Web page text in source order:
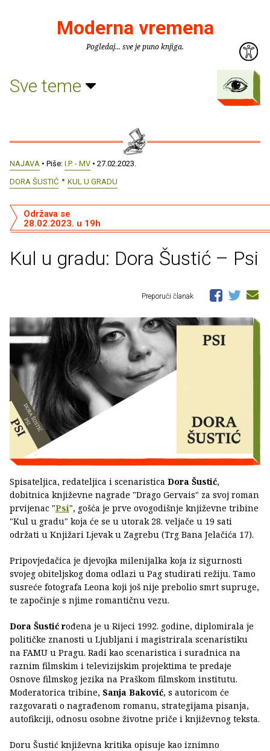
Moderna vremena
Pogledaj... sve je puno knjiga.
Sve teme
NAJAVA • Piše: I.P. - MV • 27.02.2023.
DORA ŠUSTIĆ
KUL U GRADU
Kul u gradu: Dora Šustić – Psi
Održava se
28.02.2023. u 19h
Preporuči članak
Spisateljica, redateljica i scenaristica Dora Šustić,
dobitnica književne nagrade "Drago Gervais" za svoj roman
prvijenac "Psi", gošća je prve ovogodišnje književne tribine
"Kul u gradu" koja će se u utorak 28. veljače u 19 sati
održati u Knjižari Ljevak u Zagrebu (Trg Bana Jelačića 17).
Pripovjedačica je djevojka milenijalka koja iz sigurnosti
svojeg obiteljskog doma odlazi u Pag studirati režiju. Tamo
susreće fotografa Leona koji još nije prebolio smrt supruge,
te započinje s njime romantičnu vezu.
Dora Šustić rođena je u Rijeci 1992. godine, diplomirala je
političke znanosti u Ljubljani i magistrirala scenaristiku
na FAMU u Pragu. Radi kao scenaristica i suradnica na
raznim filmskim i televizijskim projektima te predaje
Osnove filmskog jezika na Praškom filmskom institutu.
Moderatorica tribine, Sanja Baković, s autoricom će
razgovarati o nagrađenom romanu, strategijama pisanja,
autofikciji, odnosu osobne životne priče i književnog teksta.
Doru Šustić književna kritika opisuje kao iznimno